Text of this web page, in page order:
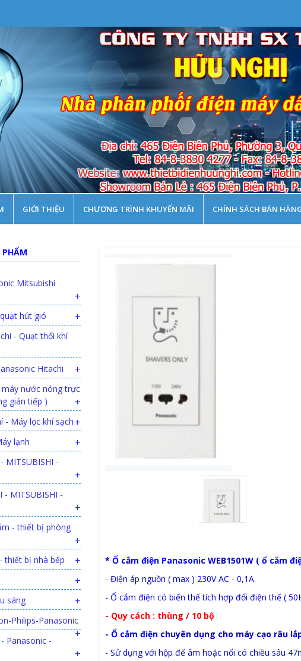
GIỚI THIỆU CHƯƠNG TRÌNH KHUYẾN MÃI CHÍNH SÁCH BÁN
* Ổ cắm điện Panasonic WEB1501W ( ổ cắm
- Điện áp nguồn ( max ) 230V AC - 0,1A.
- Ổ cắm điện có biến thế tích hợp đổi điện thế (
- Quy cách : thùng / 10 bộ
- Ổ cắm điện chuyên dụng cho máy cạo râu
- Sử dụng với hộp đế âm hoặc nổi có chiều sâu
PHẨM
Mitsubishi
+
hút gió +
- Quạt thổi khí
Hitachi
+
nước nóng trực
gián tiếp )
+
- Máy lọc khí sạch +
lạnh +
MITSUBISHI -
+
- MITSUBISHI -
+
- thiết bị phòng
+
thiết bị nhà bếp +
+
sáng +
Philips-Panasonic
+
Panasonic -
+